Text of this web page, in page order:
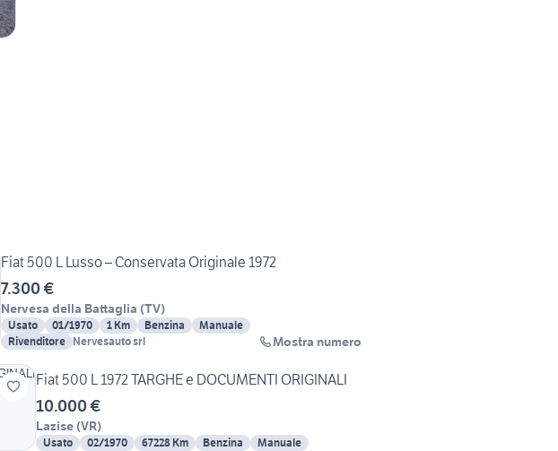
Fiat 500 L Lusso – Conservata Originale 1972
7.300 €
Nervesa della Battaglia (TV)
Usato 01/1970 1 Km Benzina
Manuale
Rivenditore Nervesauto srl Mostra numero
Fiat 500 L 1972 TARGHE e DOCUMENTI ORIGINALI
10.000 €
Lazise (VR)
Usato 02/1970 67228 Km Benzina Manuale